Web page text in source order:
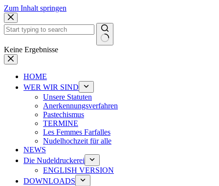
Zum Inhalt springen
Keine Ergebnisse
HOME
WER WIR SIND
Unsere Statuten
Anerkennungsverfahren
Pastechismus
TERMINE
Les Femmes Farfalles
Nudelhochzeit für alle
NEWS
Die Nudeldruckerei
ENGLISH VERSION
DOWNLOADS